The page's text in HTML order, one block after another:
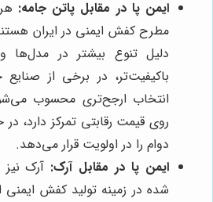
ایمن پا در مقابل پاتن جامه:
مطرح کفش ایمنی در ایران
دلیل تنوع بیشتر در مدل‌ها و
باکیفیت‌تر، در برخی از
انتخاب ارجح‌تری محسوب
روی قیمت رقابتی تمرکز دارد،
دوام را در اولویت قرار می‌دهد.
ایمن پا در مقابل آرک: آرک
شده در زمینه تولید کفش